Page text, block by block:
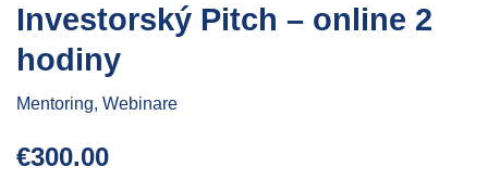
Investorský Pitch – online 2
hodiny
Mentoring, Webinare
€300.00